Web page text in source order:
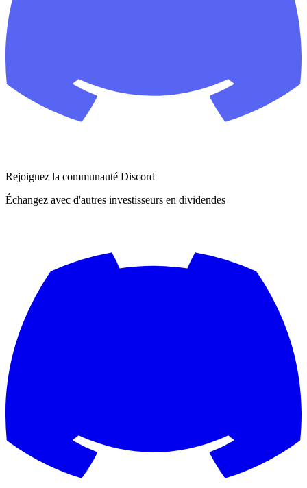
Rejoignez la communauté Discord
Échangez avec d'autres investisseurs en dividendes